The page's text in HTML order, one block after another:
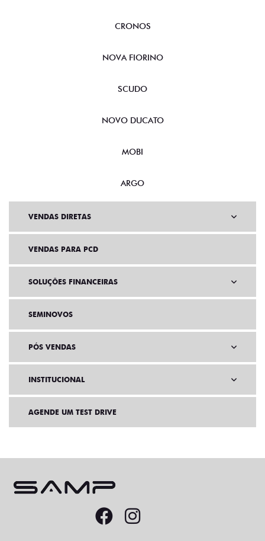
CRONOS
NOVA FIORINO
SCUDO
NOVO DUCATO
MOBI
ARGO
VENDAS DIRETAS
VENDAS PARA PCD
SOLUÇÕES FINANCEIRAS
SEMINOVOS
PÓS VENDAS
INSTITUCIONAL
AGENDE UM TEST DRIVE